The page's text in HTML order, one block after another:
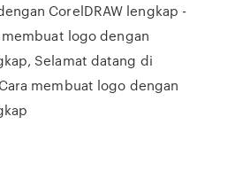
CorelDRAW lengkap -
membuat logo dengan
Selamat datang di
membuat logo dengan